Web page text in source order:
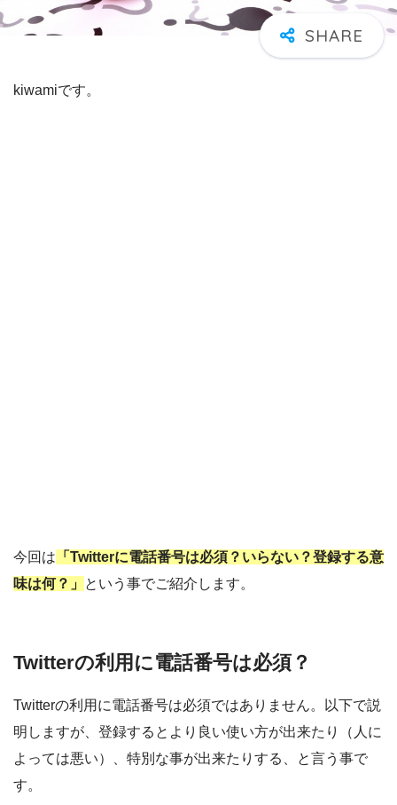
kiwamiです。
今回は 「Twitterに電話番号は必須？いらない？登録する意
味は何？」 という事でご紹介します。
Twitterの利用に電話番号は必須？
Twitterの利用に電話番号は必須ではありません。以下で説
明しますが、登録するとより良い使い方が出来たり（人に
よっては悪い）、特別な事が出来たりする、と言う事で
す。